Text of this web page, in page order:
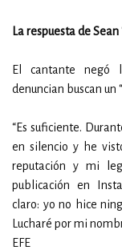
La respuesta de
El cantante negó
denuncian buscan un
“Es suficiente.
en silencio y he
reputación y mi
publicación en
claro: yo no hice
Lucharé por mi
EFE